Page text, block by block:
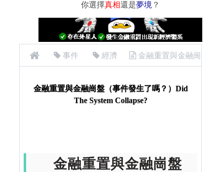
你選擇真相還是夢境 ？
事件 經濟 金融重置與金融崗
金融重置與金融崗盤（事件發生了嗎？）Did
The System Collapse?
金融重置與金融崗盤